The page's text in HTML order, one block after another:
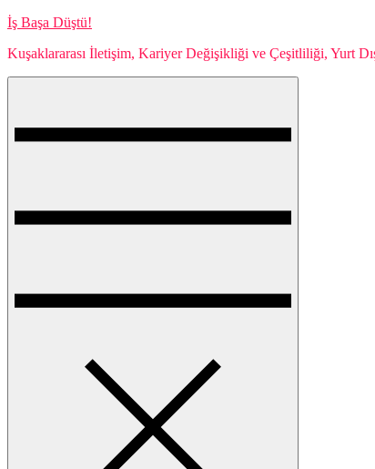
Skip
content
İş Başa Düştü!
Kuşaklararası İletişim, Kariyer Değişikliği ve Çeşitliliği, Yurt